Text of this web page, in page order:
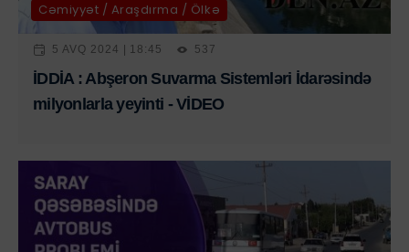
Cəmiyyət / Araşdırma / Ölkə
5 AVQ 2024 | 18:45 537
İDDİA : Abşeron Suvarma Sistemləri İdarəsində
milyonlarla yeyinti - VİDEO